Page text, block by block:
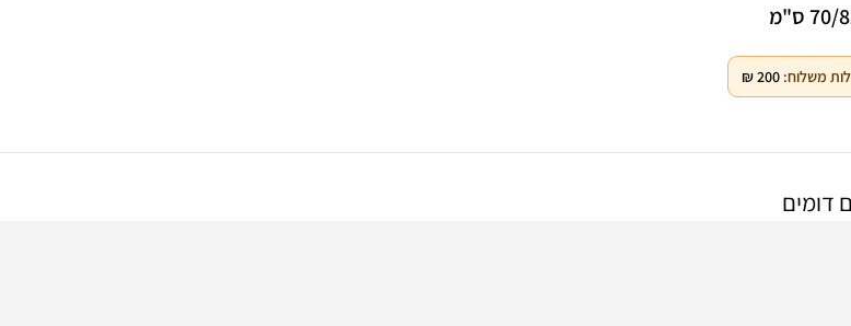
ס"מ
משלוח:200
₪
דומים
WhatsApp